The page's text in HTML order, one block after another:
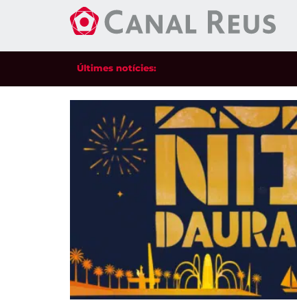
Últimes notícies: